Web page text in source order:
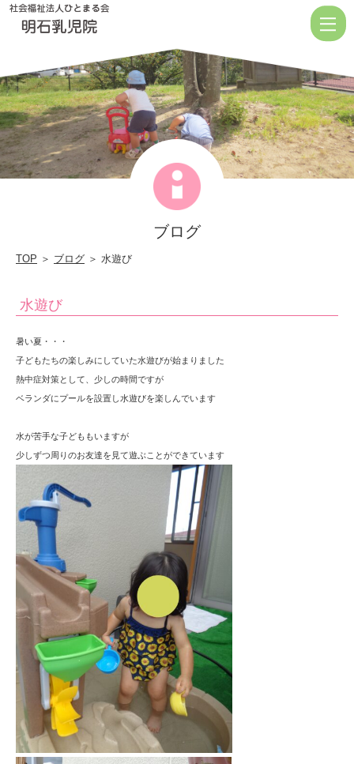
び
|
社
会
福
人
ひ
ま
会
ブログ
TOP ＞ ブログ ＞ 水遊び
水遊び
暑い夏・・・
子どもたちの楽しみにしていた水遊びが始まりました
熱中症対策として、少しの時間ですが
ベランダにプールを設置し水遊びを楽しんでいます
水が苦手な子どももいますが
少しずつ周りのお友達を見て遊ぶことができています